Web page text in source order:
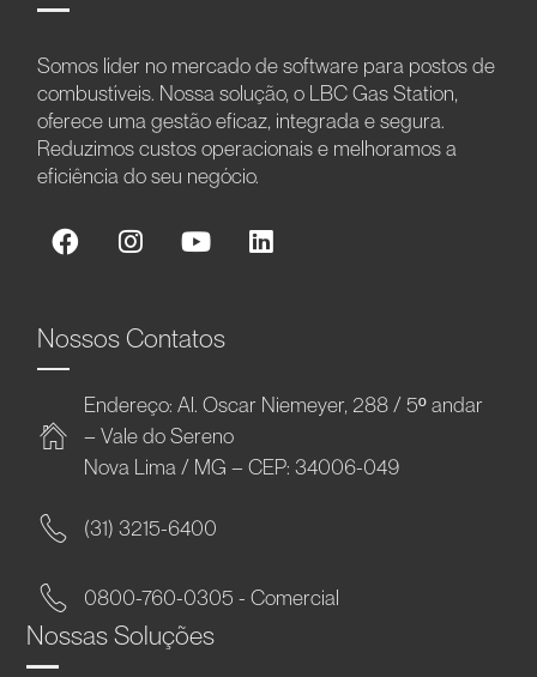
Somos líder no mercado de software para postos de
combustíveis. Nossa solução, o LBC Gas Station,
oferece uma gestão eficaz, integrada e segura.
Reduzimos custos operacionais e melhoramos a
eficiência do seu negócio.
Nossos Contatos
Endereço: Al. Oscar Niemeyer, 288 / 5º andar
– Vale do Sereno
Nova Lima / MG – CEP: 34006-049
(31) 3215-6400
0800-760-0305 - Comercial
Nossas Soluções